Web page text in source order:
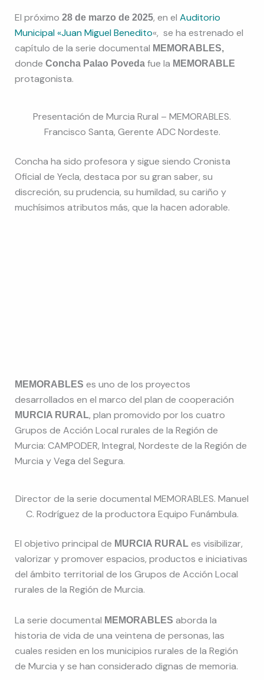
El próximo 28 de marzo de 2025, en el Auditorio
Municipal «Juan Miguel Benedito«, se ha estrenado el
capítulo de la serie documental MEMORABLES,
donde Concha Palao Povedafue la MEMORABLE
protagonista.
Presentación de Murcia Rural – MEMORABLES.
Francisco Santa, Gerente ADC Nordeste.
Concha ha sido profesora y sigue siendo Cronista
Oficial de Yecla, destaca por su gran saber, su
discreción, su prudencia, su humildad, su cariño y
muchísimos atributos más, que la hacen adorable.
MEMORABLES es uno de los proyectos
desarrollados en el marco del plan de cooperación
MURCIA RURAL, plan promovido por los cuatro
Grupos de Acción Local rurales de la Región de
Murcia: CAMPODER, Integral, Nordeste de la Región de
Murcia y Vega del Segura.
Director de la serie documental MEMORABLES. Manuel
C. Rodríguez de la productora Equipo Funámbula.
El objetivo principal de MURCIA RURALes visibilizar,
valorizar y promover espacios, productos e iniciativas
del ámbito territorial de los Grupos de Acción Local
rurales de la Región de Murcia.
La serie documental MEMORABLES aborda la
historia de vida de una veintena de personas, las
cuales residen en los municipios rurales de la Región
de Murcia y se han considerado dignas de memoria.